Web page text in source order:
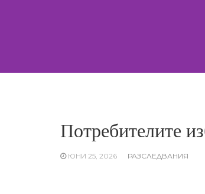
Потребителите
ЮНИ 25, 2026 РАЗСЛЕДВАНИЯ